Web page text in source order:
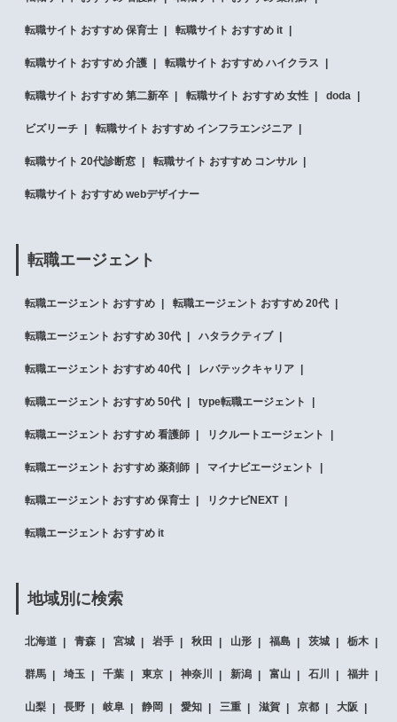
転職サイト おすすめ 保育士 転職サイト おすすめ it
転職サイト おすすめ 介護 転職サイト おすすめ ハイクラス
転職サイト おすすめ 第二新卒 転職サイト おすすめ 女性 doda
ビズリーチ 転職サイト おすすめ インフラエンジニア
転職サイト 20代診断窓 転職サイト おすすめ コンサル
転職サイト おすすめ webデザイナー
転職エージェント
転職エージェント おすすめ 転職エージェント おすすめ 20代
転職エージェント おすすめ 30代 ハタラクティブ
転職エージェント おすすめ 40代 レバテックキャリア
転職エージェント おすすめ 50代 type転職エージェント
転職エージェント おすすめ 看護師 リクルートエージェント
転職エージェント おすすめ 薬剤師 マイナビエージェント
転職エージェント おすすめ 保育士 リクナビNEXT
転職エージェント おすすめ it
地域別に検索
北海道 青森 宮城 岩手 秋田 山形 福島 茨城 栃木
群馬 埼玉 千葉 東京 神奈川 新潟 富山 石川 福井
山梨 長野 岐阜 静岡 愛知 三重 滋賀 京都 大阪